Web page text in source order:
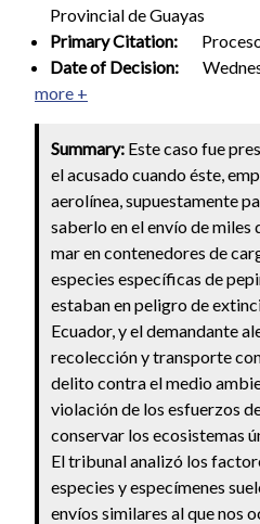
Provincial de Guayas
Primary Citation:
Date of Decision:
more +
Summary: Este caso fue
el acusado cuando éste,
aerolínea, supuestamente
saberlo en el envío de miles
mar en contenedores de
especies específicas de
estaban en peligro de
Ecuador, y el demandante
recolección y transporte
delito contra el medio
violación de los esfuerzos
conservar los ecosistemas
El tribunal analizó los
especies y especímenes
envíos similares al que nos